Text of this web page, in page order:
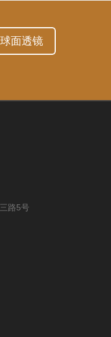
面透镜
路5号